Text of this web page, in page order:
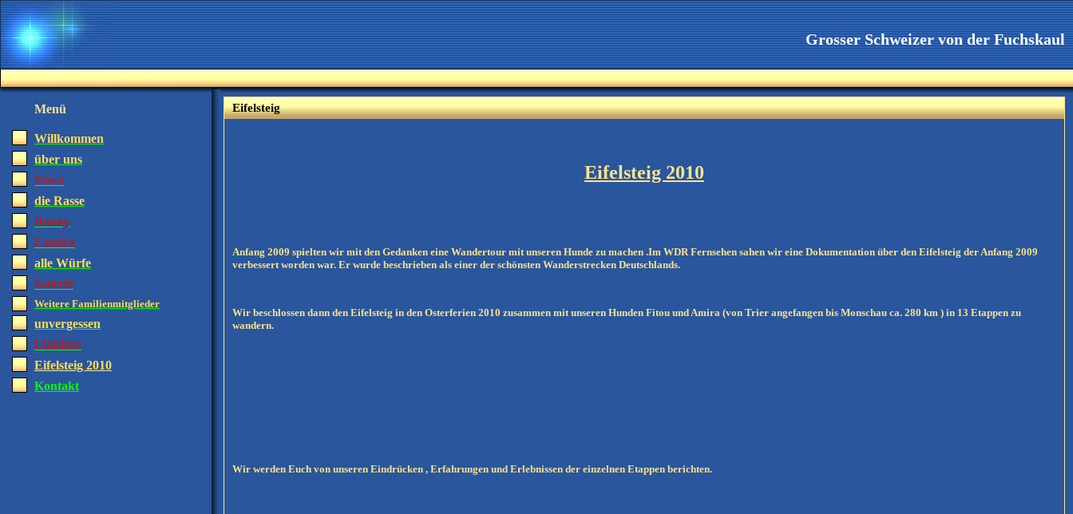
Grosser Schweizer von der Fuchskaul
Menü
Willkommen
über uns
News
die Rasse
Bonny
Lamira
alle Würfe
Galerie
Weitere Familienmitglieder
unvergessen
Linkliste
Eifelsteig 2010
Kontakt
Eifelsteig
Eifelsteig 2010
Anfang 2009 spielten wir mit den Gedanken eine Wandertour mit unseren Hunde zu machen .Im WDR Fernsehen sahen wir eine Dokumentation über den Eifelsteig der Anfang 2009
verbessert worden war. Er wurde beschrieben als einer der schönsten Wanderstrecken Deutschlands.
Wir beschlossen dann den Eifelsteig in den Osterferien 2010 zusammen mit unseren Hunden Fitou und Amira (von Trier angefangen bis Monschau ca. 280 km ) in 13 Etappen zu
wandern.
Wir werden Euch von unseren Eindrücken , Erfahrungen und Erlebnissen der einzelnen Etappen berichten.